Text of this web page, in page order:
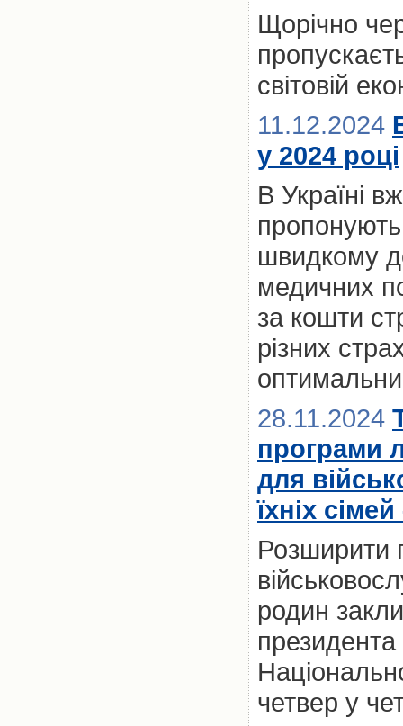
Щорічно
світовій
11.12.2024
у 2024 році
В Україні
швидкому
медичних
за кошти
різних
28.11.2024
програми
для
їхніх
Розширити
родин
президента
четвер у